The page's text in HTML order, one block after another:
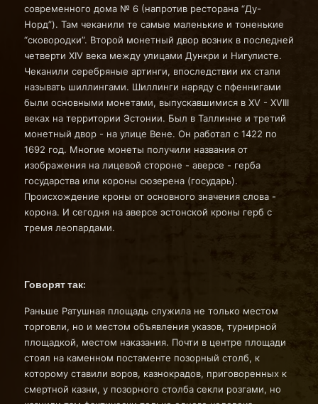
современного дома № 6 (напротив ресторана “Ду-
Норд”). Там чеканили те самые маленькие и тоненькие
“сковородки”. Второй монетный двор возник в последней
четверти ХIV века между улицами Дункри и Нигулисте.
Чеканили серебряные артинги, впоследствии их стали
называть шиллингами. Шиллинги наряду с пфеннигами
были основными монетами, выпускавшимися в ХV - ХVIII
веках на территории Эстонии. Был в Таллинне и третий
монетный двор - на улице Вене. Он работал с 1422 по
1692 год. Многие монеты получили названия от
изображения на лицевой стороне - аверсе - герба
государства или короны сюзерена (государь).
Происхождение кроны от основного значения слова -
корона. И сегодня на аверсе эстонской кроны герб с
тремя леопардами.
Говорят так:
Раньше Ратушная площадь служила не только местом
торговли, но и местом объявления указов, турнирной
площадкой, местом наказания. Почти в центре площади
стоял на каменном постаменте позорный столб, к
которому ставили воров, казнокрадов, приговоренных к
смертной казни, у позорного столба секли розгами, но